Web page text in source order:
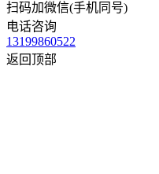
扫码加微信(手机同号)
电话咨询
13199860522
返回顶部